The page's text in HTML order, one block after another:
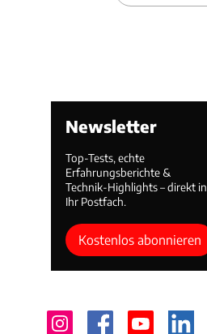
Newsletter
Top-Tests, echte
Erfahrungsberichte &
Technik-Highlights – direkt in
Ihr Postfach.
Kostenlos abonnieren